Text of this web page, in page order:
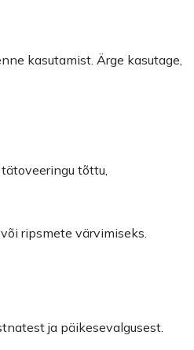
kasutamist. Ärge kasutage,
tõttu,
ripsmete värvimiseks.
ja päikesevalgusest.